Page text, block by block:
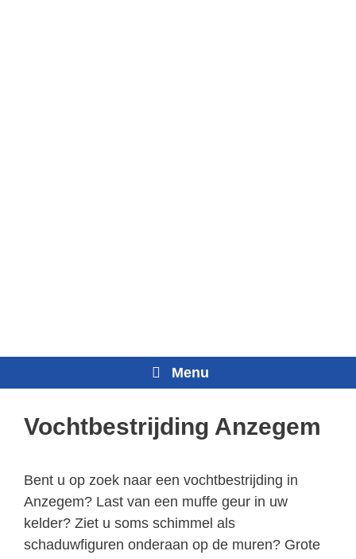
Menu
Vochtbestrijding Anzegem
Bent u op zoek naar een vochtbestrijding in
Anzegem? Last van een muffe geur in uw
kelder? Ziet u soms schimmel als
schaduwfiguren onderaan op de muren? Grote